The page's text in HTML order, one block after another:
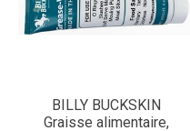
BILLY BUCKSKIN
Graisse alimentaire,